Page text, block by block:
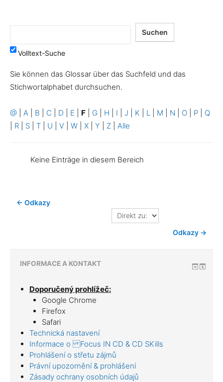
Volltext-Suche
Sie können das Glossar über das Suchfeld und das
Stichwortalphabet durchsuchen.
@ A B C D E F G H I J K L M N O P
Q
R S T U V W X Y Z Alle
Keine Einträge in diesem Bereich
← Odkazy
Direkt
zu:
Odkazy →
INFORMACE A KONTAKT
Doporučený prohlížeč:
Google Chrome
Firefox
Safari
Technická nastavení
Informace o Focus IN CD & CD SKills
Prohlášení o střetu zájmů
Právní upozornění & prohlášení
Zásady ochrany osobních údajů